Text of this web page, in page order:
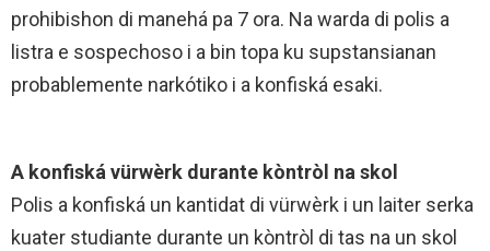
prohibishon di manehá pa 7 ora. Na warda di polis a
listra e sospechoso i a bin topa ku supstansianan
probablemente narkótiko i a konfiská esaki.
A konfiská vürwèrk durante kòntròl na skol
Polis a konfiská un kantidat di vürwèrk i un laiter serka
kuater studiante durante un kòntròl di tas na un skol